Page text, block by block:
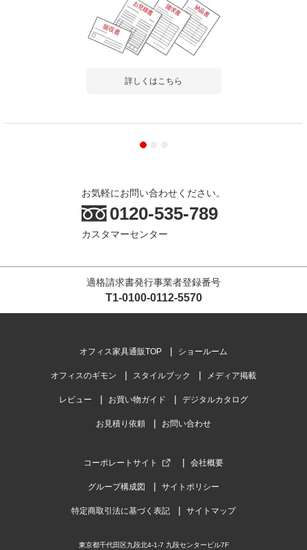
詳しくはこちら
お気軽にお問い合わせください。
0120-535-789
カスタマーセンター
適格請求書発行事業者登録番号
T1-0100-0112-5570
オフィス家具通販TOP ショールーム
オフィスのギモン スタイルブック メディア掲載
レビュー お買い物ガイド デジタルカタログ
お見積り依頼 お問い合わせ
コーポレートサイト 会社概要
グループ構成図 サイトポリシー
特定商取引法に基づく表記 サイトマップ
東京都千代田区九段北4-1-7 九段センタービル7F